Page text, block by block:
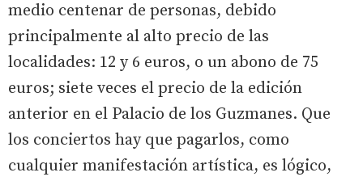
medio centenar de personas, debido
principalmente al alto precio de las
localidades: 12 y 6 euros, o un abono de 75
euros; siete veces el precio de la edición
anterior en el Palacio de los Guzmanes. Que
los conciertos hay que pagarlos, como
cualquier manifestación artística, es lógico,